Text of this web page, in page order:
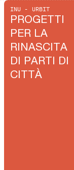
INU - URBIT
PROGETTI
PER LA
RINASCITA
DI PARTI DI
CITTÀ